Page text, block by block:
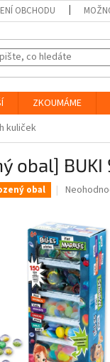
OBCHODU
ZKOUMÁME
kuliček
obal]
obal
Průměrné
je
0,0
z
5
hvězdiček.